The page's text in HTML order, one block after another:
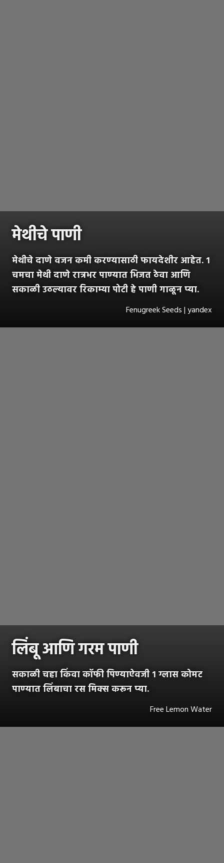
मेथीचे पाणी
मेथीचे दाणे वजन कमी करण्यासाठी फायदेशीर आहेत. १
चमचा मेथी दाणे रात्रभर पाण्यात भिजत ठेवा आणि
सकाळी उठल्यावर रिकाम्या पोटी हे पाणी गाळून प्या.
Fenugreek Seeds | yandex
लिंबू आणि गरम पाणी
सकाळी चहा किंवा कॉफी पिण्याऐवजी १ ग्लास कोमट
पाण्यात लिंबाचा रस मिक्स करून प्या.
Free Lemon Water